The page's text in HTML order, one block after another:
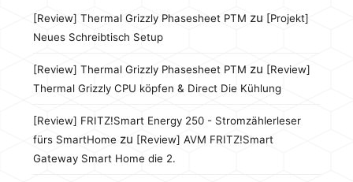
[Review] Thermal Grizzly Phasesheet PTM zu [Projekt]
Neues Schreibtisch Setup
[Review] Thermal Grizzly Phasesheet PTM zu [Review]
Thermal Grizzly CPU köpfen & Direct Die Kühlung
[Review] FRITZ!Smart Energy 250 - Stromzählerleser
fürs SmartHome zu [Review] AVM FRITZ!Smart
Gateway Smart Home die 2.